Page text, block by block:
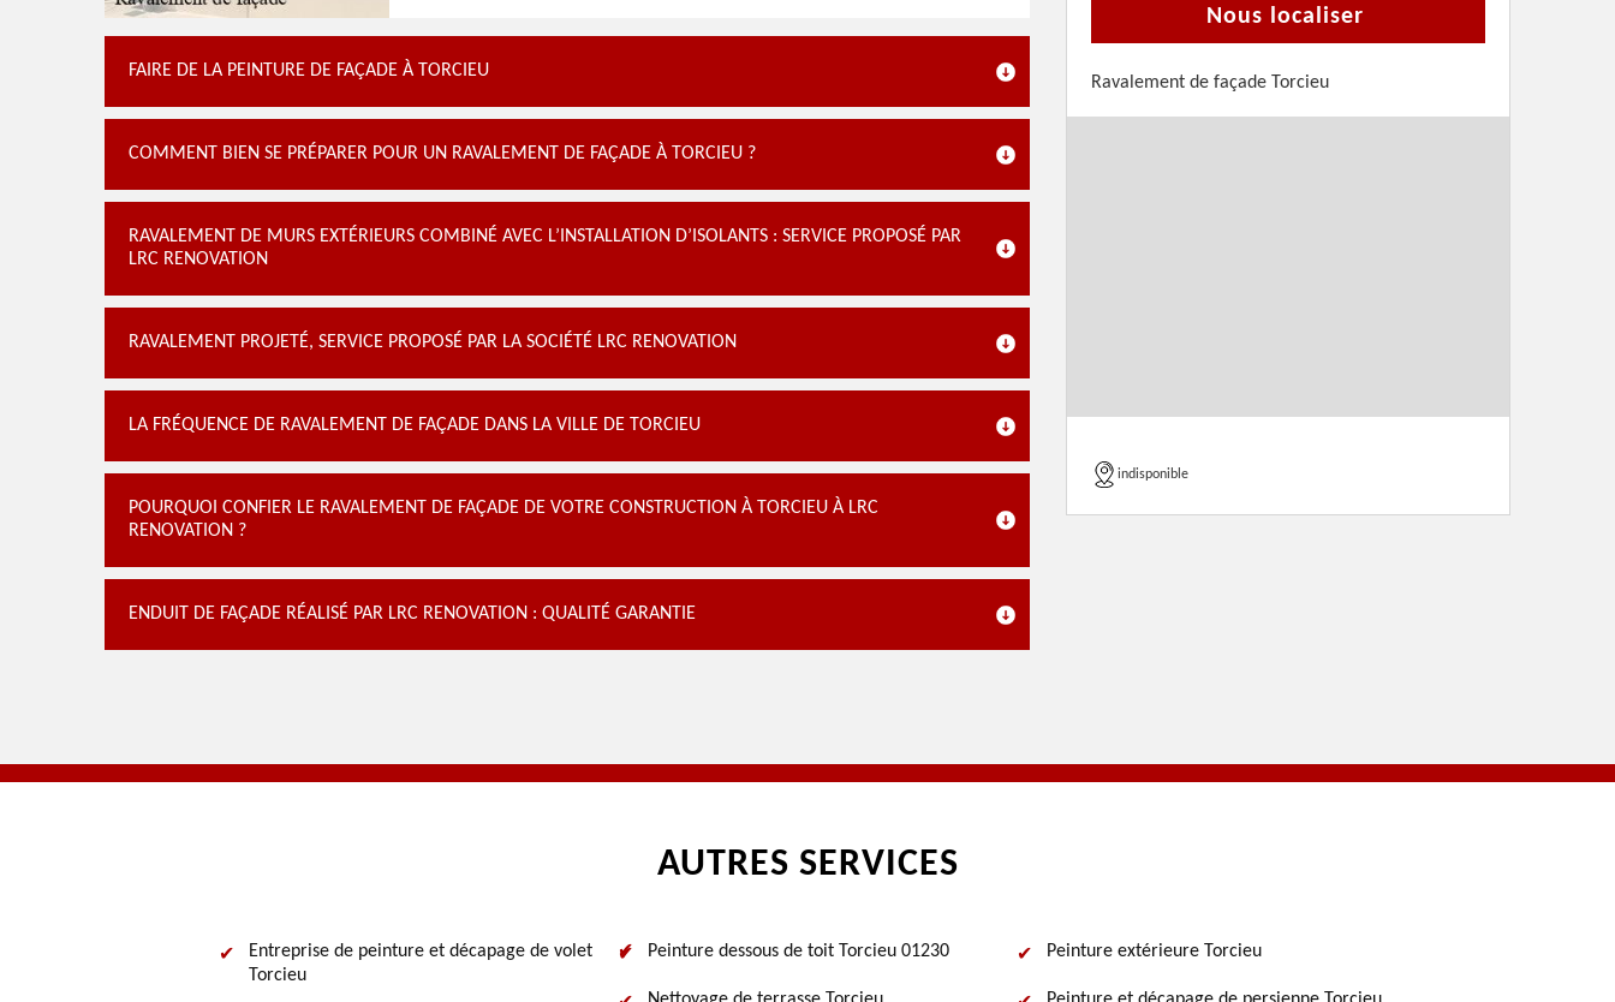
FAIRE DE LA PEINTURE DE FAÇADE À TORCIEU
COMMENT BIEN SE PRÉPARER POUR UN RAVALEMENT DE FAÇADE À TORCIEU ?
RAVALEMENT DE MURS EXTÉRIEURS COMBINÉ AVEC L’INSTALLATION D’ISOLANTS : SERVICE PROPOSÉ PAR
LRC RENOVATION
RAVALEMENT PROJETÉ, SERVICE PROPOSÉ PAR LA SOCIÉTÉ LRC RENOVATION
LA FRÉQUENCE DE RAVALEMENT DE FAÇADE DANS LA VILLE DE TORCIEU
POURQUOI CONFIER LE RAVALEMENT DE FAÇADE DE VOTRE CONSTRUCTION À TORCIEU À LRC
RENOVATION ?
ENDUIT DE FAÇADE RÉALISÉ PAR LRC RENOVATION : QUALITÉ GARANTIE
Nous localiser
Ravalement de façade Torcieu
indisponible
AUTRES SERVICES
Entreprise de peinture et décapage de volet
Torcieu
Peinture dessous de toit Torcieu 01230 Peinture extérieure Torcieu